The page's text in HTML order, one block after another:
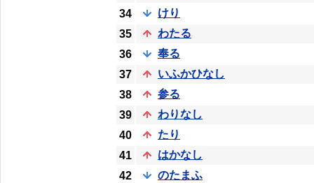
34
けり
35
わたる
36
奉る
37
いふかひなし
38
参る
39
わりなし
40
たり
41
はかなし
42
のたまふ